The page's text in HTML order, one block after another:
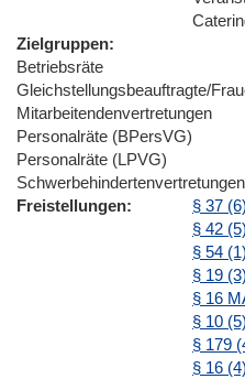
Zielgruppen
Betriebsräte
Gleichstellungsbeauftragte/
Mitarbeitendenvertretungen
Personalräte (BPersVG)
Personalräte (LPVG)
Schwerbehindertenvertretungen
Freistellungen
§ 37
§ 42
§ 54
§ 19
§ 16
§ 10
§ 179
§ 16